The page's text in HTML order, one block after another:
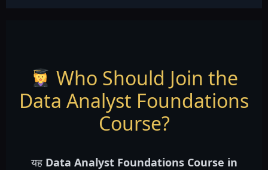
Who Should Join the
Data Analyst Foundations
Course?
यह Data Analyst Foundations Course in